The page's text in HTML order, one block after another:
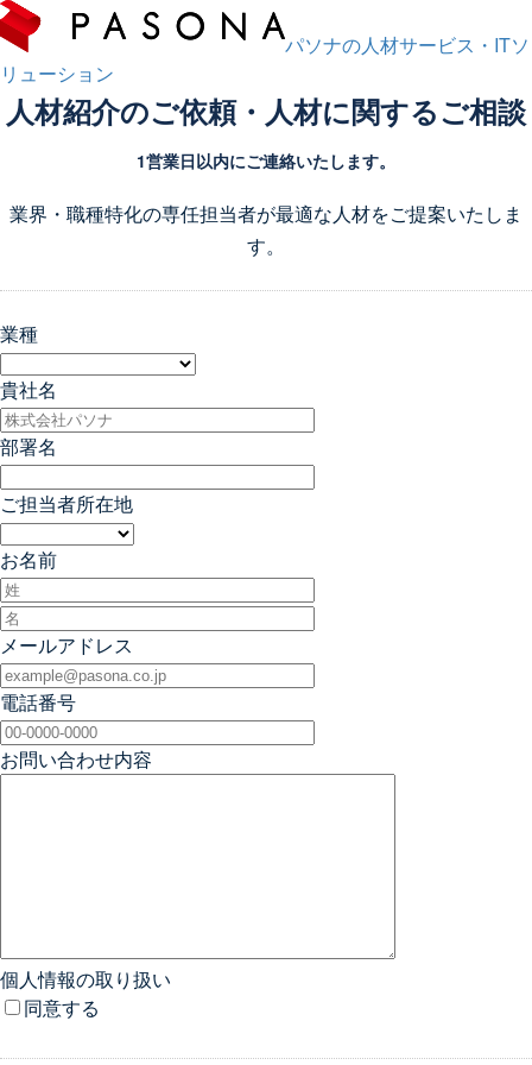
パソナの人材サービス・ITソ
リューション
人材紹介のご依頼・人材に関するご相談
1営業日以内にご連絡いたします。
業界・職種特化の専任担当者が最適な人材をご提案いたしま
す。
業種
貴社名
部署名
ご担当者所在地
お名前
メールアドレス
電話番号
お問い合わせ内容
個人情報の取り扱い
同意する